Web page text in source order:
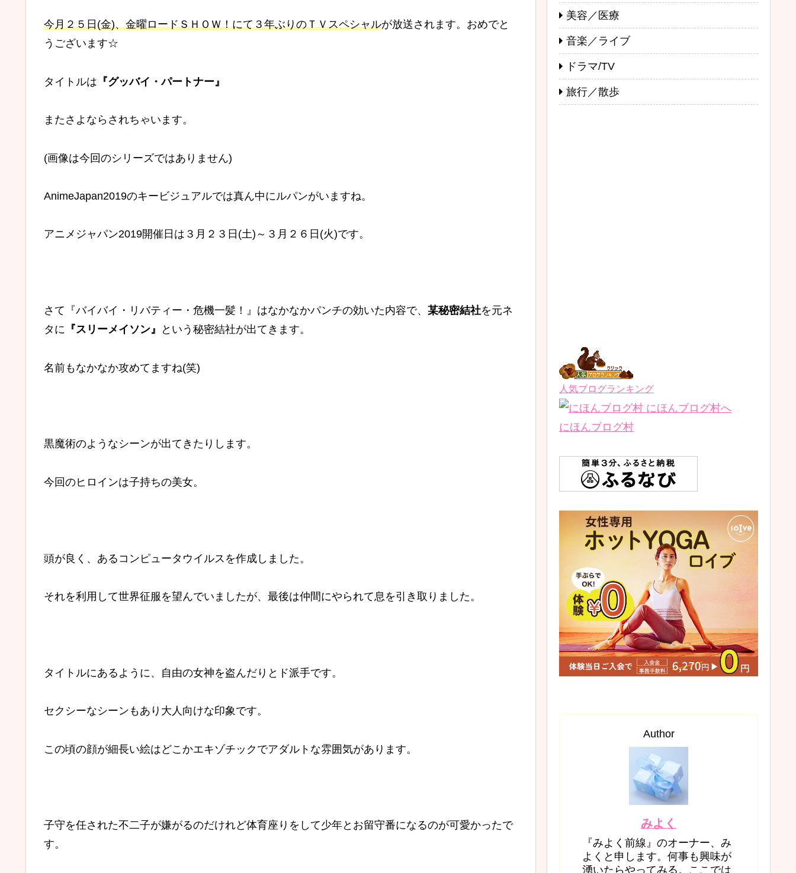
今月２５日(金)、金曜ロードＳＨＯＷ！にて３年ぶりのＴＶスペシャルが放送されます。おめでと
うございます☆
タイトルは 『グッバイ・パートナー』
またさよならされちゃいます。
(画像は今回のシリーズではありません)
AnimeJapan2019のキービジュアルでは真ん中にルパンがいますね。
アニメジャパン2019開催日は３月２３日(土)～３月２６日(火)です。
さて『バイバイ・リバティー・危機一髪！』はなかなかパンチの効いた内容で、 某秘密結社を元ネ
タに 『スリーメイソン』 という秘密結社が出てきます。
名前もなかなか攻めてますね(笑)
黒魔術のようなシーンが出てきたりします。
今回のヒロインは子持ちの美女。
頭が良く、あるコンピュータウイルスを作成しました。
それを利用して世界征服を望んでいましたが、最後は仲間にやられて息を引き取りました。
タイトルにあるように、自由の女神を盗んだりとド派手です。
セクシーなシーンもあり大人向けな印象です。
この頃の顔が細長い絵はどこかエキゾチックでアダルトな雰囲気があります。
子守を任された不二子が嫌がるのだけれど体育座りをして少年とお留守番になるのが可愛かったで
す。
美容／医療
音楽／ライブ
ドラマ/TV
旅行／散歩
人気ブログランキング
にほんブログ村
Author
みよく
『みよく前線』のオーナー、み
よくと申します。何事も興味が
湧いたらやってみる。ここでは